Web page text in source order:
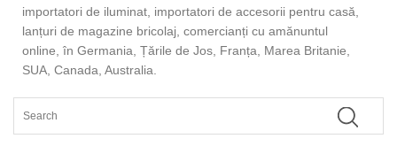
importatori de iluminat, importatori de accesorii pentru casă,
lanțuri de magazine bricolaj, comercianți cu amănuntul
online, în Germania, Țările de Jos, Franța, Marea Britanie,
SUA, Canada, Australia.